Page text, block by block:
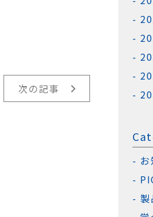
次の記事
お
製